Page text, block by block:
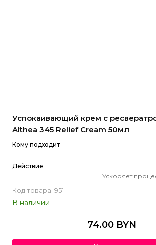
Успокаивающий крем с
Althea 345 Relief Cream 50мл
Кому подходит
Действие
Ускоряет
Код товара: 951
В наличии
74.00 BYN